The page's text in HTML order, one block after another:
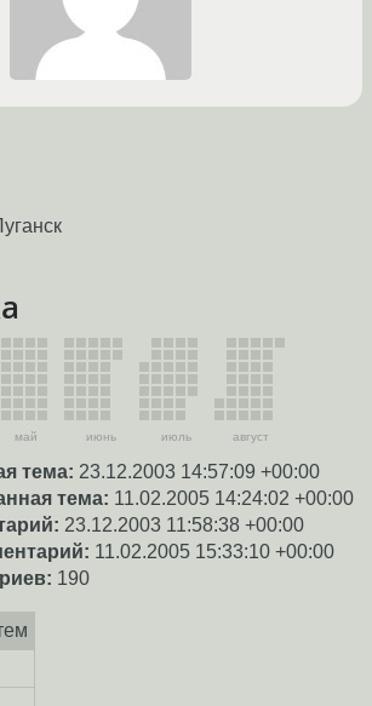
май июнь июль август
тема: 23.12.2003 14:57:09 +00:00
тема: 11.02.2005 14:24:02 +00:00
23.12.2003 11:58:38 +00:00
11.02.2005 15:33:10 +00:00
190